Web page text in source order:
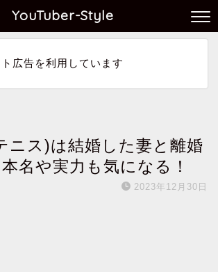
YouTuber-Style
広告を利用しています
ニス)は結婚した妻と離婚
名や実力も気になる！
2023年12月30日